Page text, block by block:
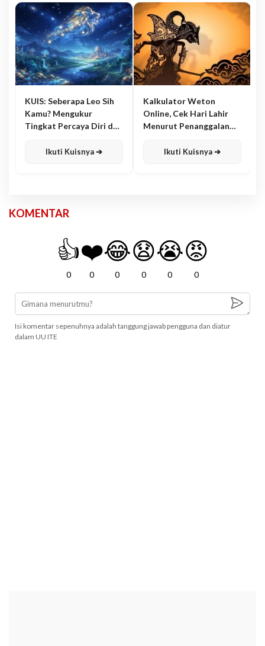
KUIS: Seberapa Leo Sih
Kamu? Mengukur
Tingkat Percaya Diri dan
Ikuti Kuisnya ➔
Kalkulator Weton
Online, Cek Hari Lahir
Menurut Penanggalan
Ikuti Kuisnya ➔
KOMENTAR
👍
0
❤️
0
😂
0
😧
0
😭
0
😡
0
Isi komentar sepenuhnya adalah tanggung jawab pengguna dan diatur
dalam UU ITE